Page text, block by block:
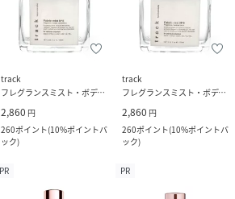
track
フレグランスミスト・ボディミスト
2,860 円
260ポイント(10%ポイントバ
ック)
track
フレグランスミスト・ボディミスト
2,860 円
260ポイント(10%ポイントバ
ック)
PR PR